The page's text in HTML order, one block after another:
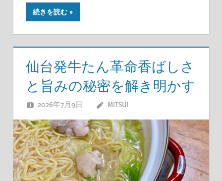
続きを読む
仙台発牛たん革命香ばしさ
と旨みの秘密を解き明かす
2026年7月9日 MITSUI